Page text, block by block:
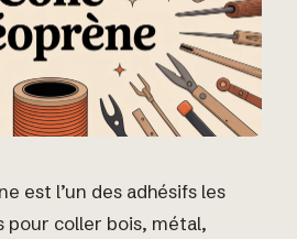
est l’un des adhésifs les
pour coller bois, métal,